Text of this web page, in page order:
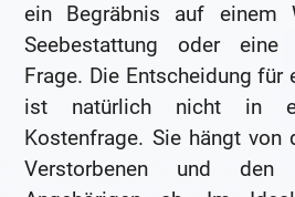
ein Begräbnis auf einem
Seebestattung oder eine
Frage. Die Entscheidung für
ist natürlich nicht in
Kostenfrage. Sie hängt von
Verstorbenen und den